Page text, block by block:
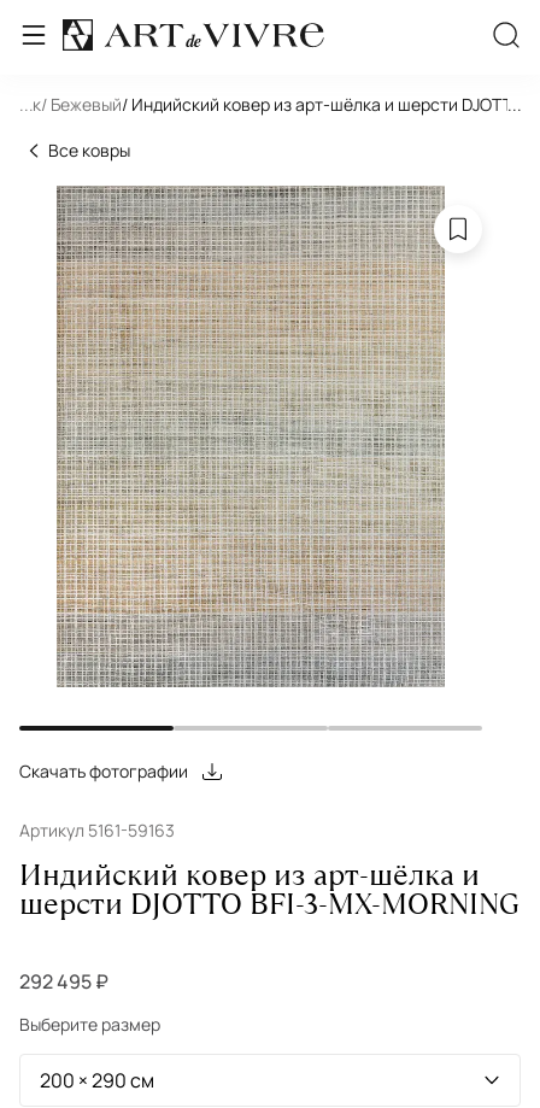
... / Бежевый/ Индийский ковер из арт-шёлка и шерсти DJOTTO
...
Все ковры
Скачать фотографии
Артикул 5161-59163
Индийский ковер из арт-шёлка и
шерсти DJOTTO BFI-3-MX-MORNING
292 495 ₽
Выберите размер